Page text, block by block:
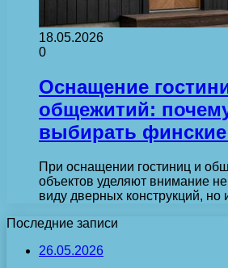
18.05.2026
0
Оснащение
общежитий:
выбирать
При оснащении гостиниц и
объектов уделяют внимание
виду дверных конструкций, но
Последние записи
26.05.2026